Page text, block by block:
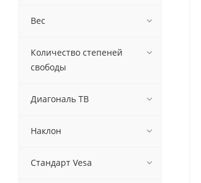
Вес
Количество степеней
свободы
Диагональ ТВ
Наклон
Стандарт Vesa